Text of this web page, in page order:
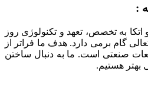
:
اتکا به تخصص، تعهد و تکنولوژی روز
گام برمی‌ دارد. هدف ما فراتر از
صنعتی است. ما به دنبال ساختن
بهتر هستیم.